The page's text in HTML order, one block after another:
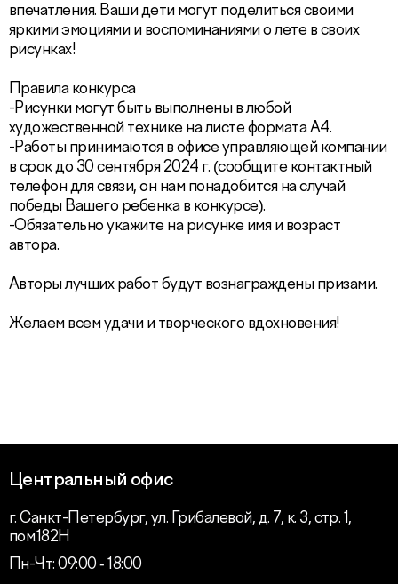
впечатления. Ваши дети могут поделиться своими
яркими эмоциями и воспоминаниями о лете в своих
рисунках!
Правила конкурса
-Рисунки могут быть выполнены в любой
художественной технике на листе формата А4.
-Работы принимаются в офисе управляющей компании
в срок до 30 сентября 2024 г. (сообщите контактный
телефон для связи, он нам понадобится на случай
победы Вашего ребенка в конкурсе).
-Обязательно укажите на рисунке имя и возраст
автора.
Авторы лучших работ будут вознаграждены призами.
Желаем всем удачи и творческого вдохновения!
Центральный офис
г. Санкт-Петербург, ул. Грибалевой, д. 7, к. 3, стр. 1,
пом.182Н
Пн-Чт: 09:00 ‑ 18:00